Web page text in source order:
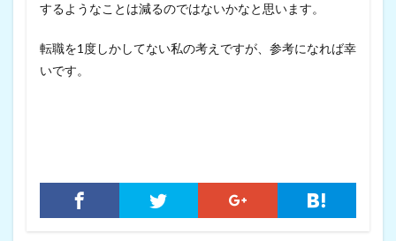
するようなことは減るのではないかなと思います。
転職を1度しかしてない私の考えですが、参考になれば幸
いです。